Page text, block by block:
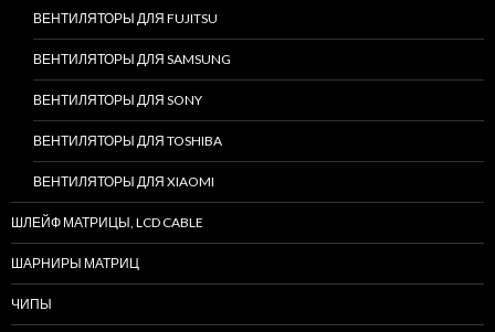
ВЕНТИЛЯТОРЫ ДЛЯ FUJITSU
ВЕНТИЛЯТОРЫ ДЛЯ SAMSUNG
ВЕНТИЛЯТОРЫ ДЛЯ SONY
ВЕНТИЛЯТОРЫ ДЛЯ TOSHIBA
ВЕНТИЛЯТОРЫ ДЛЯ XIAOMI
ШЛЕЙФ МАТРИЦЫ, LCD CABLE
ШАРНИРЫ МАТРИЦ
ЧИПЫ